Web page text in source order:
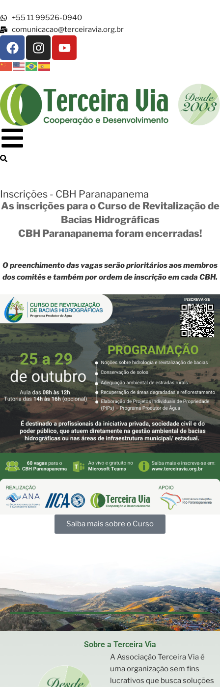
+55 11 99526-0940
comunicacao@terceiravia.org.br
Inscrições - CBH Paranapanema
As inscrições para o Curso de Revitalização de
Bacias Hidrográficas
CBH Paranapanema foram encerradas!
O preenchimento das vagas serão prioritários aos membros
dos comitês e também por ordem de inscrição em cada CBH.
Saiba mais sobre o Curso
Sobre a Terceira Via
A Associação Terceira Via é
uma organização sem fins
lucrativos que busca soluções